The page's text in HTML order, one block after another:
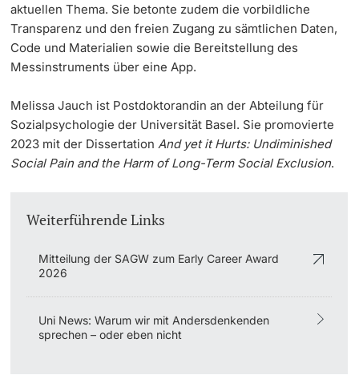
aktuellen Thema. Sie betonte zudem die vorbildliche
Transparenz und den freien Zugang zu sämtlichen Daten,
Code und Materialien sowie die Bereitstellung des
Messinstruments über eine App.
Melissa Jauch ist Postdoktorandin an der Abteilung für
Sozialpsychologie der Universität Basel. Sie promovierte
2023 mit der DissertationAnd yet it Hurts: Undiminished
Social Pain and the Harm of Long-Term Social Exclusion.
Weiterführende Links
Mitteilung der SAGW zum Early Career Award
2026
Uni News: Warum wir mit Andersdenkenden
sprechen – oder eben nicht